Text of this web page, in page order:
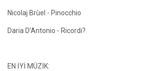
Nicolaj Brùel - Pinocchio
Daria D’Antonio - Ricordi?
EN İYİ MÜZİK: